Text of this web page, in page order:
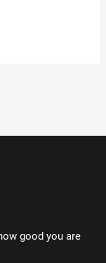
good you are